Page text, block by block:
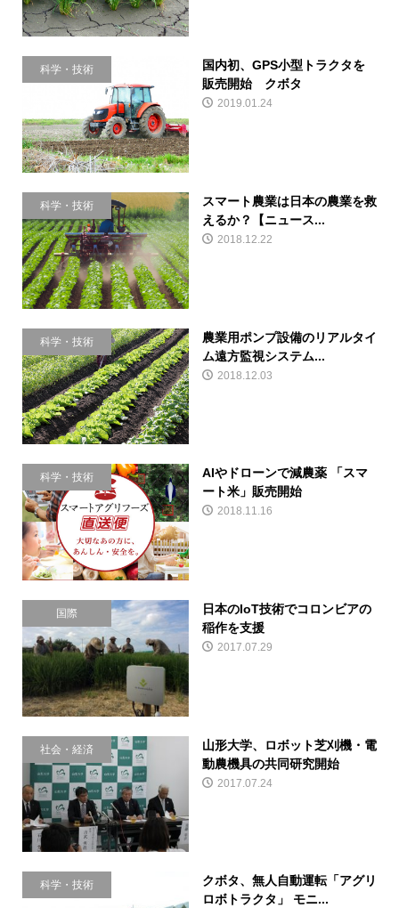
科学・技術
国内初、GPS小型トラクタを
販売開始 クボタ
2019.01.24
科学・技術
スマート農業は日本の農業を救
えるか？【ニュース...
2018.12.22
科学・技術
農業用ポンプ設備のリアルタイ
ム遠方監視システム...
2018.12.03
科学・技術
AIやドローンで減農薬 「スマ
ート米」販売開始
2018.11.16
国際
日本のIoT技術でコロンビアの
稲作を支援
2017.07.29
社会・経済
山形大学、ロボット芝刈機・電
動農機具の共同研究開始
2017.07.24
科学・技術
クボタ、無人自動運転「アグリ
ロボトラクタ」 モニ...